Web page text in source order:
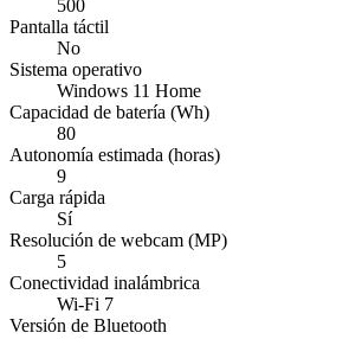
500
Pantalla táctil
No
Sistema operativo
Windows 11 Home
Capacidad de batería (Wh)
80
Autonomía estimada (horas)
9
Carga rápida
Sí
Resolución de webcam (MP)
5
Conectividad inalámbrica
Wi-Fi 7
Versión de Bluetooth